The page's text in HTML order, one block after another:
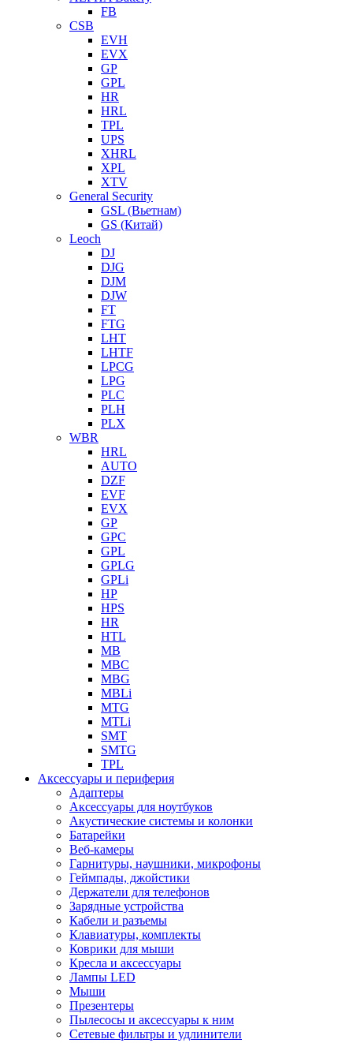
FB
CSB
EVH
EVX
GP
GPL
HR
HRL
TPL
UPS
XHRL
XPL
XTV
General Security
GSL (Вьетнам)
GS (Китай)
Leoch
DJ
DJG
DJM
DJW
FT
FTG
LHT
LHTF
LPCG
LPG
PLC
PLH
PLX
WBR
HRL
AUTO
DZF
EVF
EVX
GP
GPC
GPL
GPLG
GPLi
HP
HPS
HR
HTL
MB
MBC
MBG
MBLi
MTG
MTLi
SMT
SMTG
TPL
Аксессуары и периферия
Адаптеры
Аксессуары для ноутбуков
Акустические системы и колонки
Батарейки
Веб-камеры
Гарнитуры, наушники, микрофоны
Геймпады, джойстики
Держатели для телефонов
Зарядные устройства
Кабели и разъемы
Клавиатуры, комплекты
Коврики для мыши
Кресла и аксессуары
Лампы LED
Мыши
Презентеры
Пылесосы и аксессуары к ним
Сетевые фильтры и удлинители